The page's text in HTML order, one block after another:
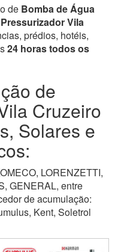
de Bomba de Água
Vila
prédios, hotéis,
24 horas todos os
de
Cruzeiro
Solares e
LORENZETTI,
GENERAL, entre
de acumulação:
Kent, Soletrol